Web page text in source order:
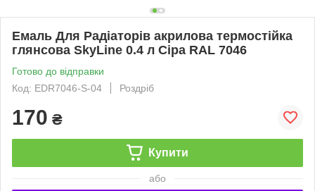
Емаль Для Радіаторів акрилова термостійка
глянсова SkyLine 0.4 л Сіра RAL 7046
Готово до відправки
Код: EDR7046-S-04
Роздріб
170 ₴
Купити
або